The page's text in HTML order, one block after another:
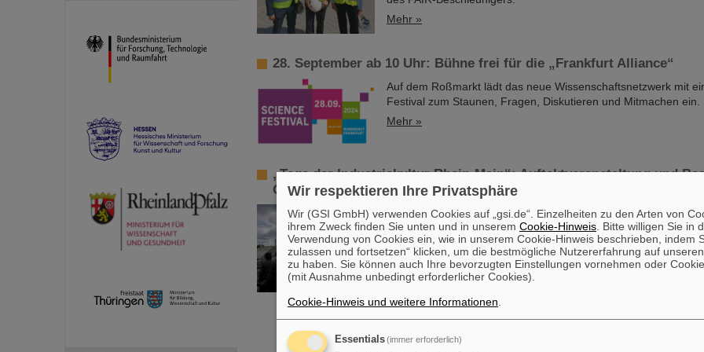
Mehr »
28. September ab 10 Uhr: Bühne frei für die „Frankfurt Alliance“
Auf dem Roßmarkt lädt das neue Wissenschaftsnetzwerk mit
Festival zum Staunen, Fragen, Diskutieren und Mitmachen ein.
Mehr »
„Tage der Industriekultur Rhein-Main“: Auftaktveranstaltung und
GSI/FAIR
Die Auftaktveranstaltung zu den „Tagen der Industriekultur
diesem Jahr beim GSI/FAIR in Darmstadt abgehalten.
Interessierte Gelegenheit, bei einer öffentlichen Besichtigung im
Veranstaltungstage das GSI Helmholtzzentrum für
das künftige internationale Beschleunigerzentrum FAIR, das
entsteht, aus nächster Nähe kennenzulernen. Ausgerichtet
Industriekultur“ jährlich von der KulturRegion…
Mehr »
Wir respektieren Ihre Privatsphäre
Wir (GSI GmbH) verwenden Cookies auf „gsi.de“. Einzelheiten zu den Arten von
ihrem Zweck finden Sie unten und in unserem Cookie-Hinweis . Bitte willigen Sie in
Verwendung von Cookies ein, wie in unserem Cookie-Hinweis beschrieben, indem
zulassen und fortsetzen“ klicken, um die bestmögliche Nutzererfahrung auf
zu haben. Sie können auch Ihre bevorzugten Einstellungen vornehmen oder
(mit Ausnahme unbedingt erforderlicher Cookies).
Cookie-Hinweis und weitere Informationen
Essentials(immer erforderlich)